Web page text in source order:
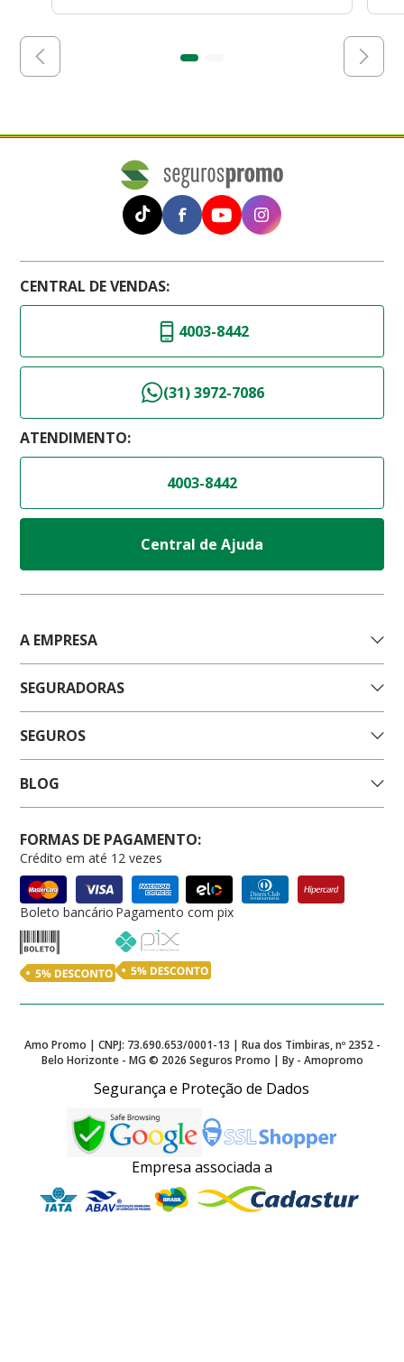
CENTRAL DE VENDAS:
4003-8442
(31) 3972-7086
ATENDIMENTO:
4003-8442
Central de Ajuda
A EMPRESA
SEGURADORAS
SEGUROS
BLOG
FORMAS DE PAGAMENTO:
Crédito em até 12 vezes
Boleto bancário Pagamento com pix
Amo Promo | CNPJ: 73.690.653/0001-13 | Rua dos Timbiras, nº 2352 -
Belo Horizonte - MG © 2026 Seguros Promo | By - Amopromo
Segurança e Proteção de Dados
Empresa associada a